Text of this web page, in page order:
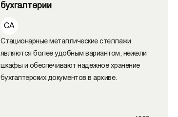
бухгалтерии
СА
Стационарные металлические стеллажи
являются более удобным вариантом, нежели
шкафы и обеспечивают надежное хранение
бухгалтерских документов в архиве.